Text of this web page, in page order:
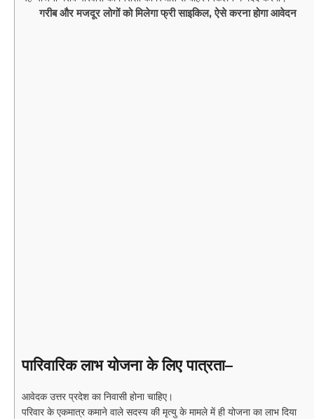
गरीब और मजदूर लोगों को मिलेगा फ्री साइकिल, ऐसे करना होगा आवेदन
पारिवारिक लाभ योजना के लिए पात्रता–
आवेदक उत्तर प्रदेश का निवासी होना चाहिए।
परिवार के एकमात्र कमाने वाले सदस्य की मृत्यु के मामले में ही योजना का लाभ दिया